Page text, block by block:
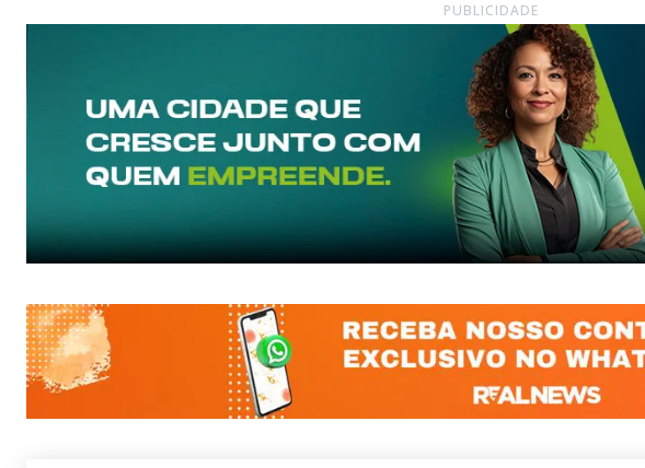
PUBLICIDADE